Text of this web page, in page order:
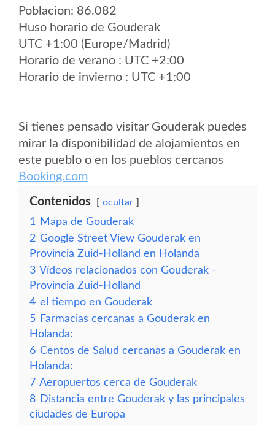
Poblacion: 86.082
Huso horario de Gouderak
UTC +1:00 (Europe/Madrid)
Horario de verano : UTC +2:00
Horario de invierno : UTC +1:00
Si tienes pensado visitar Gouderak puedes
mirar la disponibilidad de alojamientos en
este pueblo o en los pueblos cercanos
Booking.com
Contenidos ocultar
1
Mapa de Gouderak
2 Google Street View Gouderak en
Provincia Zuid-Holland en Holanda
3 Vídeos relacionados con Gouderak -
Provincia Zuid-Holland
4 el tiempo en Gouderak
5 Farmacias cercanas a Gouderak en
Holanda:
6 Centos de Salud cercanas a Gouderak en
Holanda:
7 Aeropuertos cerca de Gouderak
8 Distancia entre Gouderak y las principales
ciudades de Europa